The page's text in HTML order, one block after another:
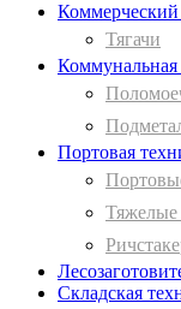
Коммерческий
Тягачи
Коммунальная
Портовая
Тяжелые
Складская